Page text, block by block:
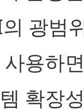
광범
용하
확장